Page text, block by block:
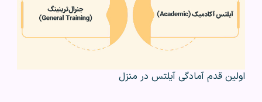
اولین قدم آمادگی آیلتس در منزل